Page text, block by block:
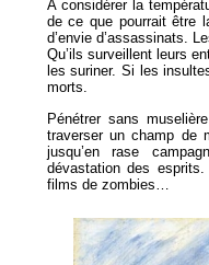
A considérer la
de ce que pourrait être
d’envie d’assassinats.
Qu’ils surveillent leurs
les suriner. Si les
morts.
Pénétrer sans
traverser un champ de
jusqu’en rase
dévastation des
films de zombies…